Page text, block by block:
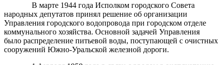
В марте 1944 года Исполком городского Совета
народных депутатов принял решение об организации
Управления городского водопровода при городском отделе
коммунального хозяйства. Основной задачей Управления
было распределение питьевой воды, поступающей с очистных
сооружений Южно-Уральской железной дороги.